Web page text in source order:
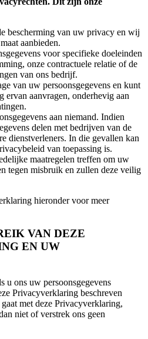
bescherming van uw privacy en wij
aanbieden.
voor specifieke doeleinden
onze contractuele relatie of de
van ons bedrijf.
van uw persoonsgegevens en kunt
aanvragen, onderhevig aan
aan niemand. Indien
delen met bedrijven van de
dienstverleners. In die gevallen kan
van toepassing is.
maatregelen treffen om uw
tegen misbruik en zullen deze veilig
hieronder voor meer
VAN DEZE
EN UW
u ons uw persoonsgegevens
Privacyverklaring beschreven
met deze Privacyverklaring,
niet of verstrek ons geen